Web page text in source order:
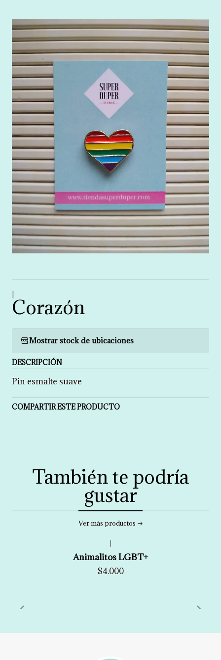
Corazón
Mostrar stock de ubicaciones
DESCRIPCIÓN
Pin esmalte suave
COMPARTIR ESTE PRODUCTO
También te podría
gustar
Ver más productos
Animalitos LGBT+
$4.000